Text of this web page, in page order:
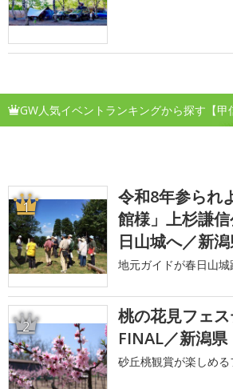
GW人気イベントランキングから探す【甲
1
令和8年参られ
館様」上杉謙
日山城へ／新
地元ガイドが春日山城
2
桃の花見フェ
FINAL／新潟県
砂丘桃観賞が楽しめ